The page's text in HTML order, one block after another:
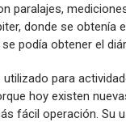
paralajes,
donde se obtenía
podía obtener el
para
hoy existen
fácil operación. Su